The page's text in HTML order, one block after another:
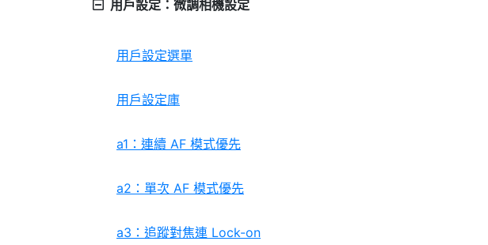
用戶設定：微調相機設定
用戶設定選單
用戶設定庫
a1：連續 AF 模式優先
a2：單次 AF 模式優先
a3：追蹤對焦連 Lock-on